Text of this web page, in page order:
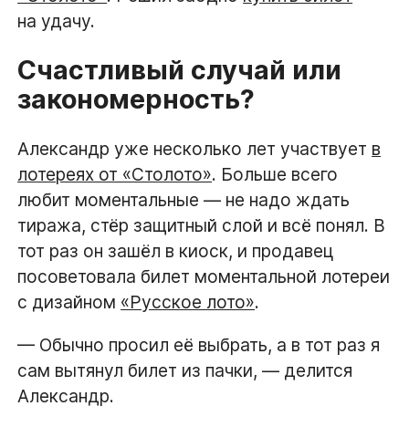
на удачу.
Счастливый случай или
закономерность?
Александр уже несколько лет участвует в
лотереях от «Столото». Больше всего
любит моментальные — не надо ждать
тиража, стёр защитный слой и всё понял. В
тот раз он зашёл в киоск, и продавец
посоветовала билет моментальной лотереи
с дизайном «Русское лото».
— Обычно просил её выбрать, а в тот раз я
сам вытянул билет из пачки, — делится
Александр.